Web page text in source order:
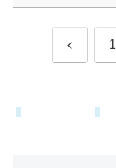
前 1